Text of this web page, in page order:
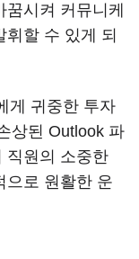
시켜 커뮤니케
할 수 있게 되
게 귀중한 투자
상된 Outlook 파
직원의 소중한
으로 원활한 운